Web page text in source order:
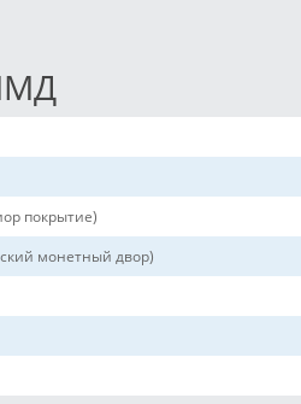
покрытие)
монетный двор)